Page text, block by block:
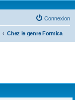
Connexion
Chez le genre Formica